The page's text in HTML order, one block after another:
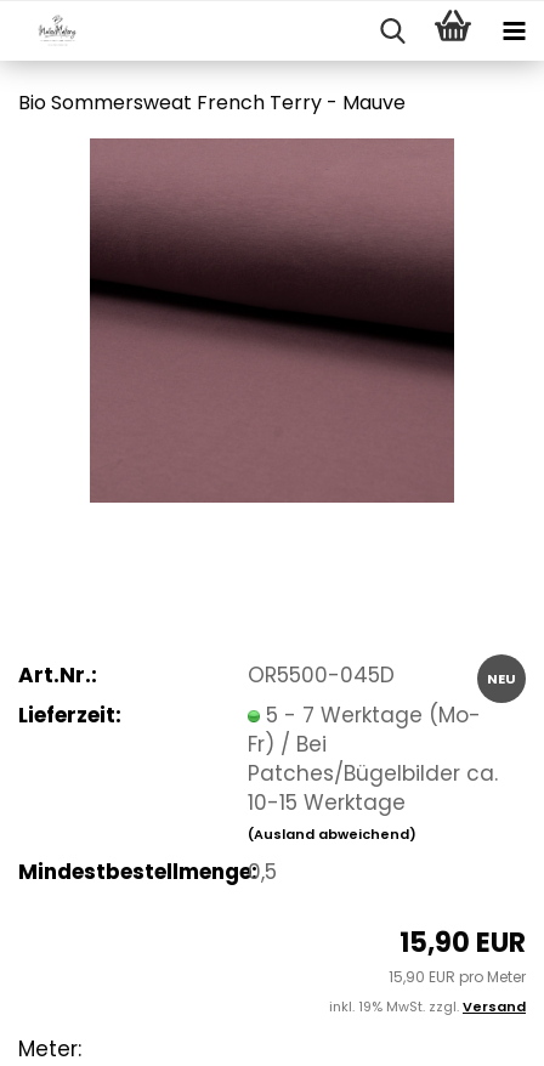
Bio Sommersweat French Terry - Mauve
NEU
Art.Nr.:
OR5500-045D
Lieferzeit:
5 - 7 Werktage (Mo-
Fr) / Bei
Patches/Bügelbilder ca.
10-15 Werktage
(Ausland abweichend)
Mindestbestellmenge:0,5
15,90 EUR
15,90 EUR pro Meter
inkl. 19% MwSt. zzgl.Versand
Meter: